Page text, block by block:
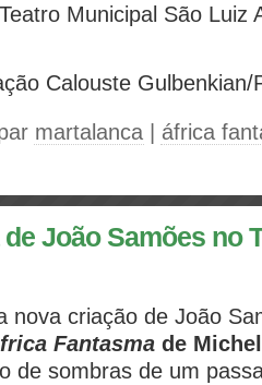
Municipal São Luiz
Calouste Gulbenkian/
martalanca áfrica
João Samões no
nova criação de João
Fantasma de
de sombras de um